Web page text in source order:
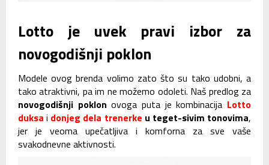
Lotto je uvek pravi izbor za
novogodišnji poklon
Modele ovog brenda volimo zato što su tako udobni, a
tako atraktivni, pa im ne možemo odoleti. Naš predlog za
novogodišnji poklonovoga puta je kombinacija Lotto
duksa i donjeg dela trenerke u teget-sivim tonovima,
jer je veoma upečatljiva i komforna za sve vaše
svakodnevne aktivnosti.